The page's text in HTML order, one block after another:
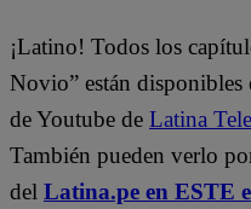
¡Latino! Todos los
Novio” están disponibles
de Youtube de Latina
También pueden verlo
del Latina.pe en ESTE